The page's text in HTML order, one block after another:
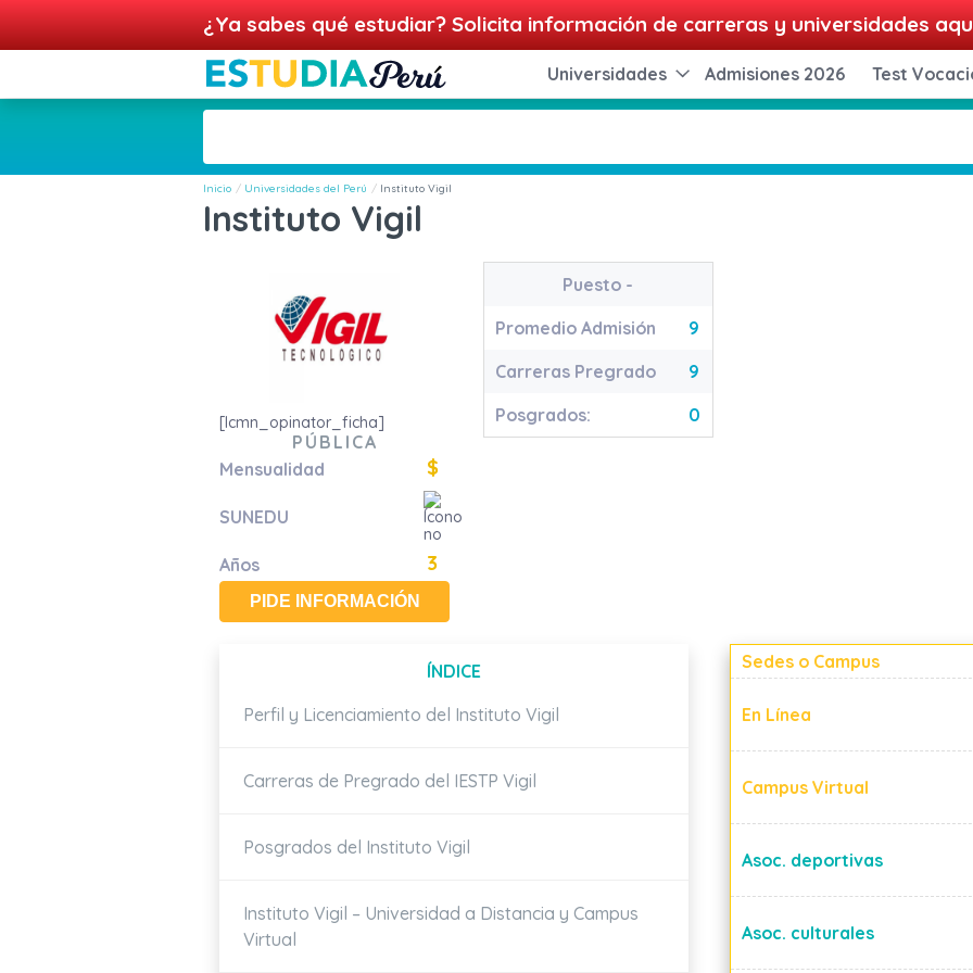
¿Ya sabes qué estudiar? Solicita información de carreras y universidades
Universidades Admisiones 2026 Test
Inicio Universidades del Perú Instituto Vigil
Instituto Vigil
[lcmn_opinator_ficha]
PÚBLICA
Mensualidad
$
SUNEDU
Años 3
PIDE INFORMACIÓN
Puesto -
Promedio Admisión
9
Carreras Pregrado
9
Posgrados:
0
ÍNDICE
Perfil y Licenciamiento del Instituto Vigil
Carreras de Pregrado del IESTP Vigil
Posgrados del Instituto Vigil
Instituto Vigil – Universidad a Distancia y Campus
Virtual
Sedes o Campus
En Línea
Campus Virtual
Asoc. deportivas
Asoc. culturales